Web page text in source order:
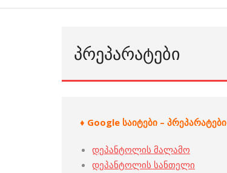
ᲞᲠᲔᲞᲐᲠᲐᲢᲔᲑᲘ
♦ Google საიტები – პრეპარატები
დეპანტოლის მალამო
დეპანტოლის სანთელი